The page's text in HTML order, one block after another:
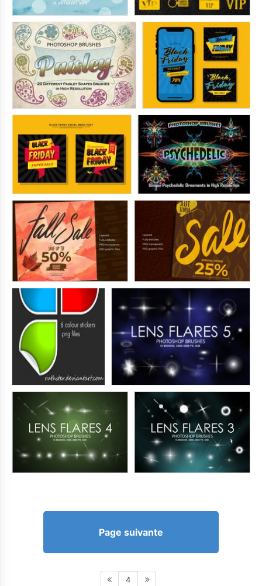
Page suivante
4